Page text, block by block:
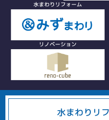
水まわりリフォーム
リノベーション
水まわりリ